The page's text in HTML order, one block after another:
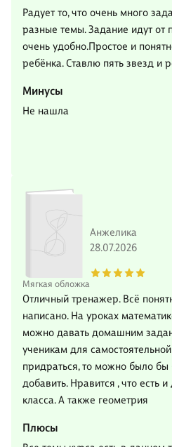
Радует то, что очень много
разные темы. Задание идут от
очень удобно.Простое и
ребёнка. Ставлю пять звезд и
Минусы
Не нашла
Мягкая обложка
Анжелика
28.07.2026
Отличный тренажер. Всё
написано. На уроках
можно давать домашним
ученикам для
придраться, то можно было
добавить. Нравится , что есть
класса. А также геометрия
Плюсы